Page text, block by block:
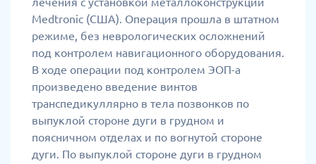
Medtronic (США). Операция прошла в штатном
режиме, без неврологических осложнений
под контролем навигационного оборудования.
В ходе операции под контролем ЭОП-а
произведено введение винтов
транспедикуллярно в тела позвонков по
выпуклой стороне дуги в грудном и
поясничном отделах и по вогнутой стороне
дуги. По выпуклой стороне дуги в грудном